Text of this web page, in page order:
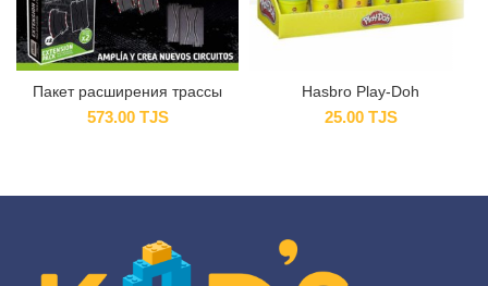
Пакет расширения трассы
573.00 TJS
Hasbro Play-Doh
25.00 TJS